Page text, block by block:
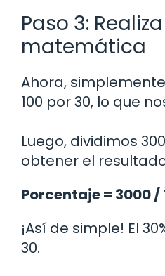
Paso 3:
matemática
Ahora,
100 por 30, lo que
Luego, dividimos
obtener el
Porcentaje = 3000 /
¡Así de simple! El
30.